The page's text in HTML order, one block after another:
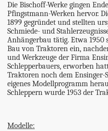
Die Bischoff-Werke gingen
Pfingstmann-Werken hervor.
1899 gegründet und stellten
Schmiede- und
Anhängerbau tätig. Etwa 1950
Bau von Traktoren ein,
und Werkzeuge der Firma
Schlepperbauers, erworben
Traktoren noch dem Ensinger-
eigenes Modellprogramm
Schleppern wurde 1953 der
Modelle: